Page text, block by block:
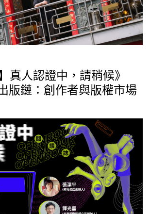
真人認證中，請稍候》
版鏈：創作者與版權市場